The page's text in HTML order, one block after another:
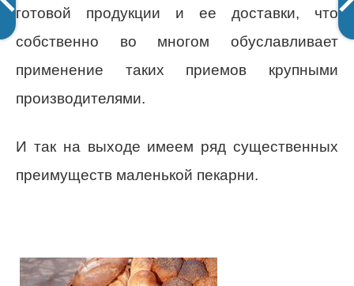
готовой продукции и ее доставки, что
собственно во многом обуславливает
применение таких приемов крупными
производителями.
И так на выходе имеем ряд существенных
преимуществ маленькой пекарни.